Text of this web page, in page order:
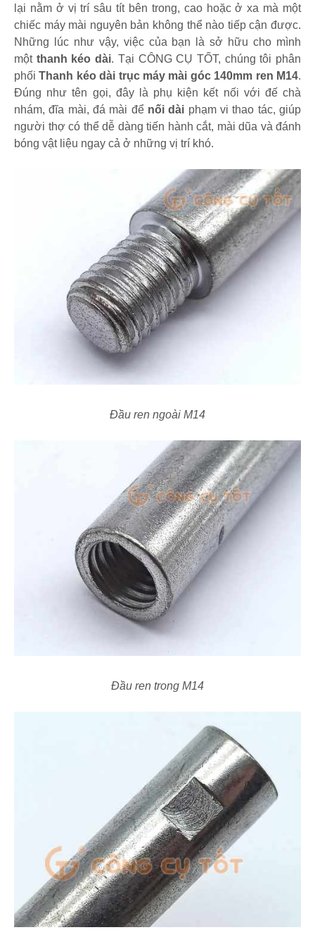
lại nằm ở vị trí sâu tít bên trong, cao hoặc ở xa mà một
chiếc máy mài nguyên bản không thể nào tiếp cận được.
Những lúc như vậy, việc của bạn là sở hữu cho mình
một thanh kéo dài. Tại CÔNG CỤ TỐT, chúng tôi phân
phốiThanh kéo dài trục máy mài góc 140mm ren M14.
Đúng như tên gọi, đây là phụ kiện kết nối với đế chà
nhám, đĩa mài, đá mài để nối dài phạm vi thao tác, giúp
người thợ có thể dễ dàng tiến hành cắt, mài dũa và đánh
bóng vật liệu ngay cả ở những vị trí khó.
Đầu ren ngoài M14
Đầu ren trong M14